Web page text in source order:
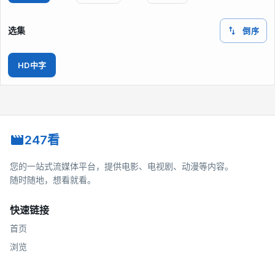
选集 倒序
HD中字
247看
您的一站式流媒体平台，提供电影、电视剧、动漫等内容。
随时随地，想看就看。
快速链接
首页
浏览